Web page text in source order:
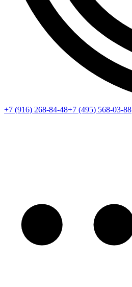
+7 (916) 268-84-48+7 (495) 568-03-88